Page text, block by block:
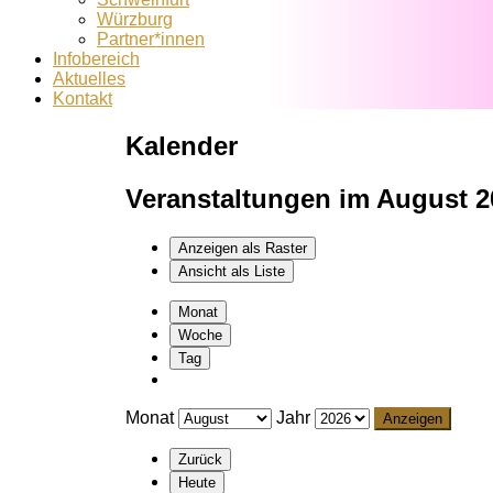
Würzburg
Partner*innen
Infobereich
Aktuelles
Kontakt
Kalender
Veranstaltungen im August
Anzeigen als Raster
Ansicht als Liste
Monat
Woche
Tag
Monat Jahr
Zurück
Heute